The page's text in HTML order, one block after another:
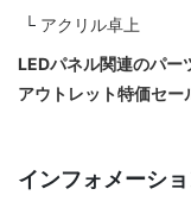
アクリル卓上
LEDパネル関連のパー
アウトレット特価セー
インフォメーシ